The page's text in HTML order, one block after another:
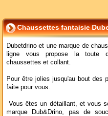
Chaussettes fantaisie
Dubetdrino et une marque de
ligne vous propose la toute
chaussettes et collant.
Pour être jolies jusqu'au bout des
faite pour vous.
Vous êtes un détaillant, et vous
marque Dub&Drino, pas de